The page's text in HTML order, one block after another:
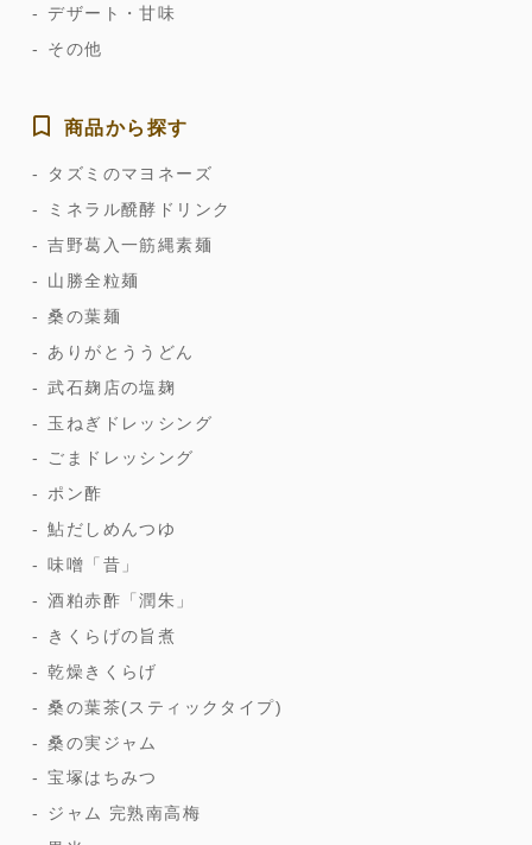
デザート・甘味
その他
商品から探す
タズミのマヨネーズ
ミネラル醗酵ドリンク
吉野葛入一筋縄素麺
山勝全粒麺
桑の葉麺
ありがとううどん
武石麹店の塩麹
玉ねぎドレッシング
ごまドレッシング
ポン酢
鮎だしめんつゆ
味噌「昔」
酒粕赤酢「潤朱」
きくらげの旨煮
乾燥きくらげ
桑の葉茶(スティックタイプ)
桑の実ジャム
宝塚はちみつ
ジャム 完熟南高梅